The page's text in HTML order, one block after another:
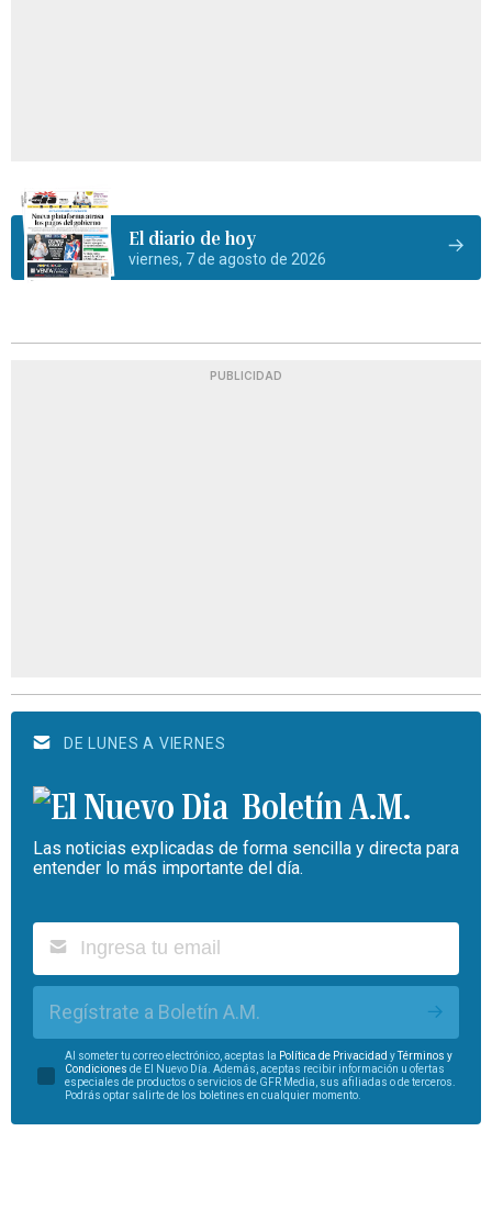
El diario de hoy
viernes, 7 de agosto de 2026
PUBLICIDAD
DE LUNES A VIERNES
Boletín A.M.
Las noticias explicadas de forma sencilla y directa para
entender lo más importante del día.
Regístrate a Boletín A.M.
Al someter tu correo electrónico, aceptas la Política de Privacidad yTérminos y
Condiciones de El Nuevo Día. Además, aceptas recibir información u ofertas
especiales de productos o servicios de GFR Media, sus afiliadas o de terceros.
Podrás optar salirte de los boletines en cualquier momento.